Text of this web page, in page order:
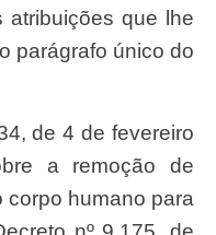
atribuições que lhe
parágrafo único do
a remoção de
corpo humano para